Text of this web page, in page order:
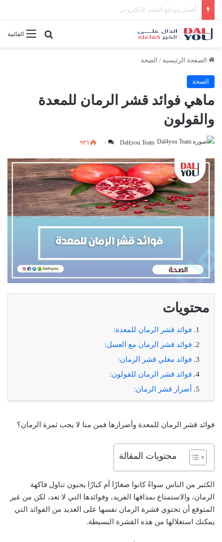
أفضل النصائح لإدارة الوقت بفعالية
القائمةبحث عن
الصفحة الرئيسية / الصحة
الصحة
ماهي فوائد قشر الرمان للمعدة
والقولون
Dal٤you Team ٠ ٩٣٦
محتويات
فوائد قشر الرمان للمعدة:
فوائد قشر الرمان مع العسل:
فوائد مغلي قشر الرمان:
فوائد قشر الرمان للقولون:
أضرار قشر الرمان:
فوائد قشر الرمان للمعدة وأضرارها فمن منا لا يحب ثمرة الرمان؟
محتويات المقالة
الكثير من الناس سواءً كانوا صغارًا أم كبارًا يحبون تناول فاكهة
الرمان، والاستمتاع بمذاقها الفريد، وفوائدها التي لا تعد، لكن من غير
المتوقع أن تحتوي قشرة الرمان نفسها على العديد من الفوائد التي
يمكنك استغلالها من هذه القشرة البسيطة.